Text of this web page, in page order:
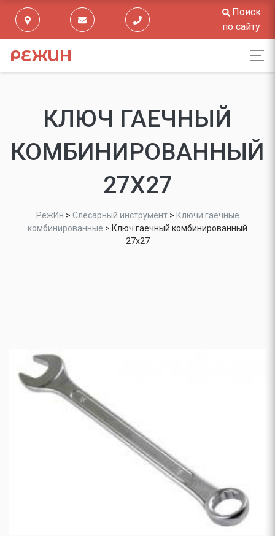
Поиск
по сайту
РЕЖИН
КЛЮЧ ГАЕЧНЫЙ
КОМБИНИРОВАННЫЙ
27Х27
РежИн > Слесарный инструмент> Ключи гаечные
комбинированные > Ключ гаечный комбинированный
27х27